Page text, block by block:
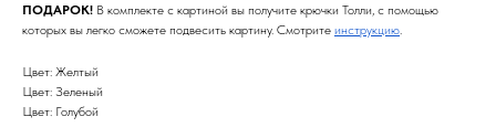
ПОДАРОК! В комплекте с картиной вы получите крючки Толли, с помощью
которых вы легко сможете подвесить картину. Смотрите инструкцию.
Цвет: Желтый
Цвет: Зеленый
Цвет: Голубой